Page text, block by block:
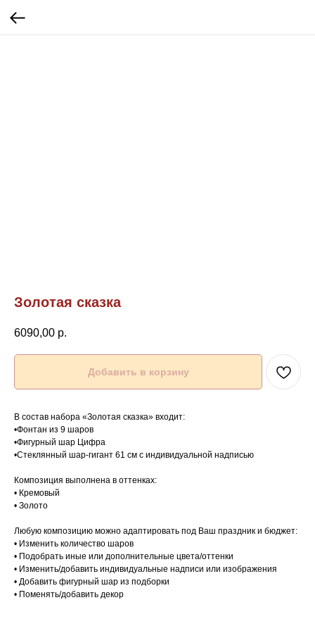
Золотая сказка
6090,00 р.
Добавить в корзину
В состав набора «Золотая сказка» входит:
•Фонтан из 9 шаров
•Фигурный шар Цифра
•Стеклянный шар-гигант 61 см с индивидуальной надписью
Композиция выполнена в оттенках:
• Кремовый
• Золото
Любую композицию можно адаптировать под Ваш праздник и бюджет:
• Изменить количество шаров
• Подобрать иные или дополнительные цвета/оттенки
• Изменить/добавить индивидуальные надписи или изображения
• Добавить фигурный шар из подборки
• Поменять/добавить декор